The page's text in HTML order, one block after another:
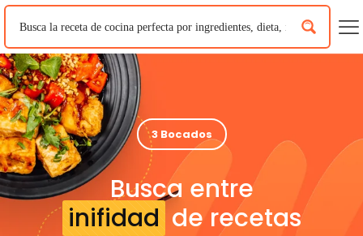
3 Bocados
Busca entre
inifidad de recetas